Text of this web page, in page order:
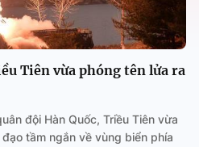
Tiên vừa phóng tên lửa ra
đội Hàn Quốc, Triều Tiên vừa
tầm ngắn về vùng biển phía